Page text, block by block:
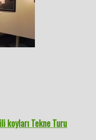
koyları Tekne Turu